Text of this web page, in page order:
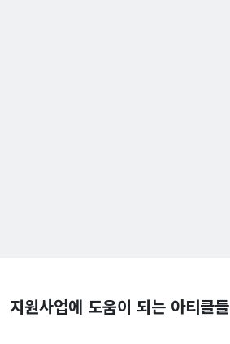
지원사업에 도움이 되는 아티클들